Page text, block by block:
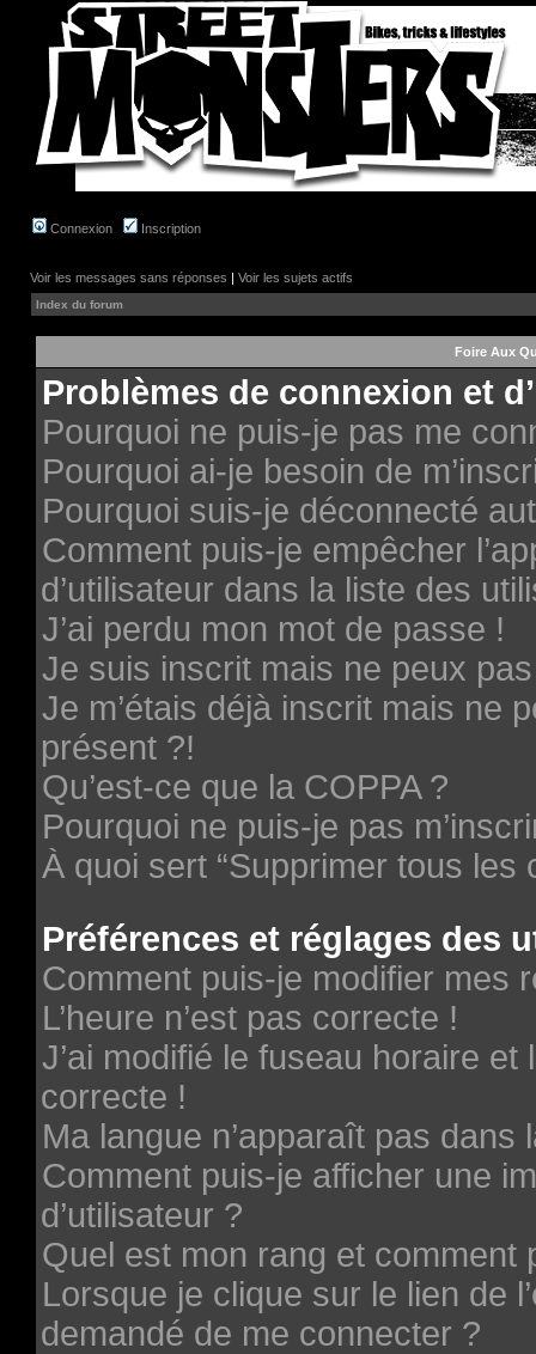
Connexion Inscription
Voir les messages sans réponses | Voir les sujets actifs
Index du forum
Foire Aux
Problèmes de connexion et
Pourquoi ne puis-je pas me
Pourquoi ai-je besoin de
Pourquoi suis-je déconnecté
Comment puis-je empêcher
d’utilisateur dans la liste des
J’ai perdu mon mot de passe !
Je suis inscrit mais ne peux
Je m’étais déjà inscrit mais ne
présent ?!
Qu’est-ce que la COPPA ?
Pourquoi ne puis-je pas
À quoi sert “Supprimer tous les
Préférences et réglages des
Comment puis-je modifier mes
L’heure n’est pas correcte !
J’ai modifié le fuseau horaire et
correcte !
Ma langue n’apparaît pas dans
Comment puis-je afficher une
d’utilisateur ?
Quel est mon rang et comment
Lorsque je clique sur le lien de
demandé de me connecter ?